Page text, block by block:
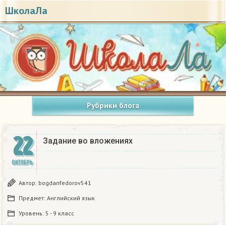
ШколаЛа
Рубрики блога
22
ОКТЯБРЬ
Задание во вложениях
Автор: bogdanfedorov541
Предмет: Английский язык
Уровень: 5 - 9 класс